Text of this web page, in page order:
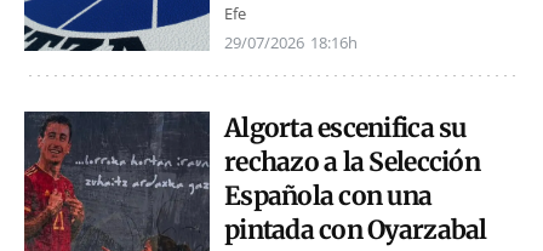
Efe
29/07/2026 18:16h
Algorta escenifica su
rechazo a la Selección
Española con una
pintada con Oyarzabal